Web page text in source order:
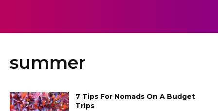
summer
7 Tips For Nomads On A Budget
Trips